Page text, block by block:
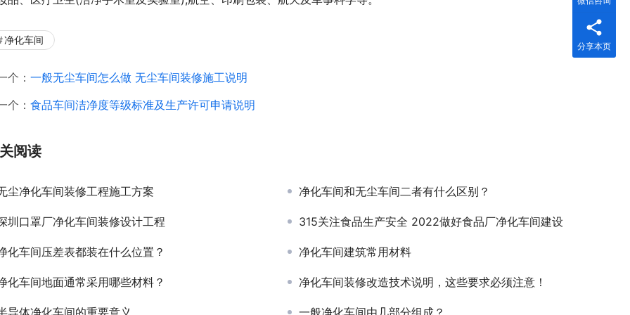
净化车间
个： 一般无尘车间怎么做 无尘车间装修施工说明
个： 食品车间洁净度等级标准及生产许可申请说明
阅读
尘净化车间装修工程施工方案 净化车间和无尘车间二者有什么区别？
圳口罩厂净化车间装修设计工程 315关注食品生产安全 2022做好食品厂净化车间建设
化车间压差表都装在什么位置？ 净化车间建筑常用材料
化车间地面通常采用哪些材料？ 净化车间装修改造技术说明，这些要求必须注意！
分享本页